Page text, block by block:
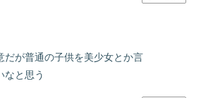
だが普通の子供を美少女とか言
なと思う